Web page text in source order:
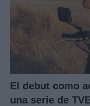
El debut como
una serie de